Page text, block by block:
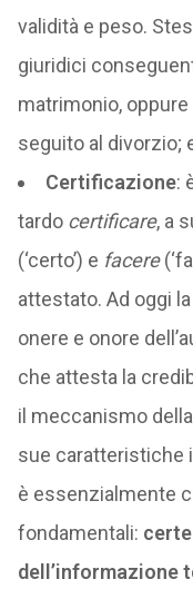
validità e peso.
giuridici
matrimonio,
seguito al divorzio;
Certificazione:
tardo certificare, a
(‘certo’) e facere
attestato. Ad oggi
onere e onore
che attesta la
il meccanismo
sue caratteristiche
è essenzialmente
fondamentali:
dell’informazione